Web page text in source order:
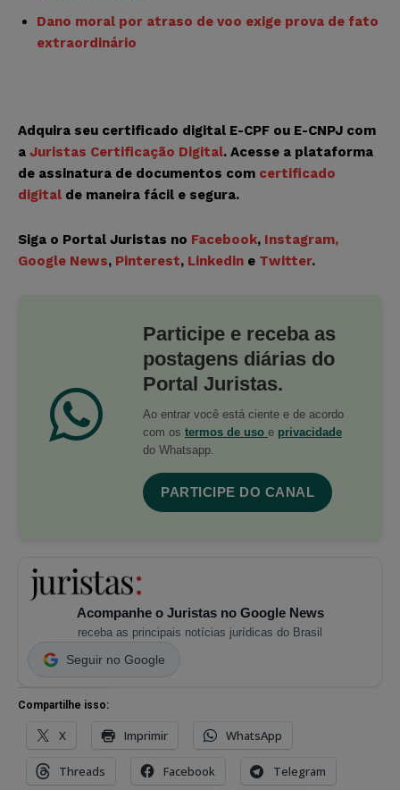
Dano moral por atraso de voo exige prova de fato
extraordinário
Adquira seu certificado digital E-CPF ou E-CNPJ com
a Juristas Certificação Digital. Acesse a plataforma
de assinatura de documentos com certificado
digital de maneira fácil e segura.
Siga o Portal Juristas no Facebook, Instagram,
Google News, Pinterest, Linkedin e Twitter.
Participe e receba as
postagens diárias do
Portal Juristas.
Ao entrar você está ciente e de acordo
com os termos de uso e privacidade
do Whatsapp.
PARTICIPE DO CANAL
Acompanhe o Juristas no Google News
receba as principais notícias jurídicas do Brasil
Seguir no Google
Compartilhe isso:
X Imprimir WhatsApp
Threads Facebook Telegram